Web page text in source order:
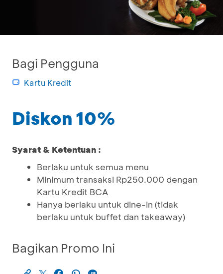
Bagi Pengguna
Kartu Kredit
Diskon 10%
Syarat & Ketentuan :
Berlaku untuk semua menu
Minimum transaksi Rp250.000 dengan
Kartu Kredit BCA
Hanya berlaku untuk dine-in (tidak
berlaku untuk buffet dan takeaway)
Bagikan Promo Ini